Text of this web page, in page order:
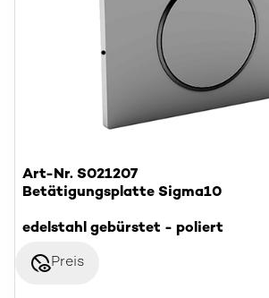
Art-Nr. S021207
Betätigungsplatte Sigma10
edelstahl gebürstet - poliert
disabled_visiblePreis